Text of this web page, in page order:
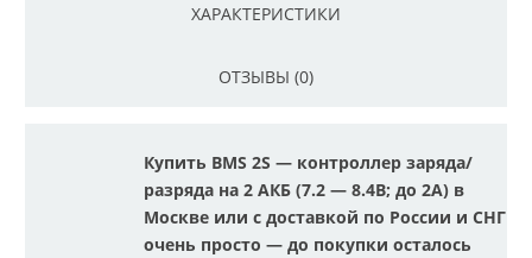
ХАРАКТЕРИСТИКИ
ОТЗЫВЫ (0)
Купить BMS 2S — контроллер заряда/
разряда на 2 АКБ (7.2 — 8.4В; до 2A) в
Москве или с доставкой по России и СНГ
очень просто — до покупки осталось